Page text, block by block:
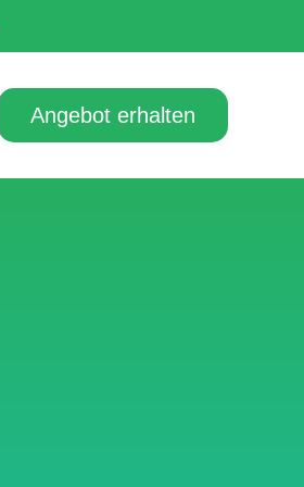
Angebot erhalten